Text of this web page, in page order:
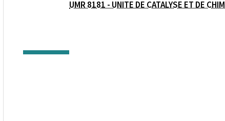
UMR 8181 - UNITE DE CATALYSE ET DE